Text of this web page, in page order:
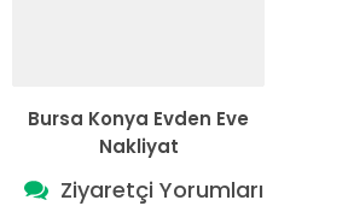
Bursa Konya Evden Eve
Nakliyat
Ziyaretçi Yorumları